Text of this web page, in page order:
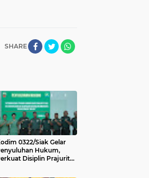
SHARE
0322/Siak Gelar
Hukum,
Disiplin Prajurit